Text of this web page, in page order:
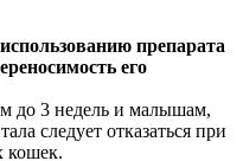
препарата
его
до 3 недель и малышам,
следует отказаться при
кошек.